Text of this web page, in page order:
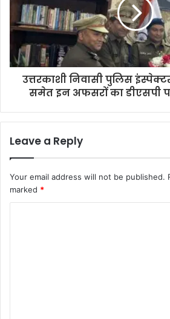
उत्तरकाशी निवासी पुलिस
समेत इन अफसरों का डीएसपी
Leave a Reply
Your email address will not be published.
marked *